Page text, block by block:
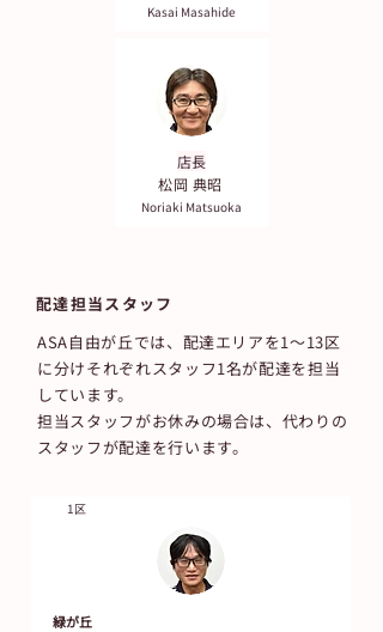
Kasai Masahide
店長
松岡 典昭
Noriaki Matsuoka
配達担当スタッフ
ASA自由が丘では、配達エリアを1～13区
に分けそれぞれスタッフ1名が配達を担当
しています。
​担当スタッフがお休みの場合は、代わりの
スタッフが配達を行います。​
1区
緑が丘